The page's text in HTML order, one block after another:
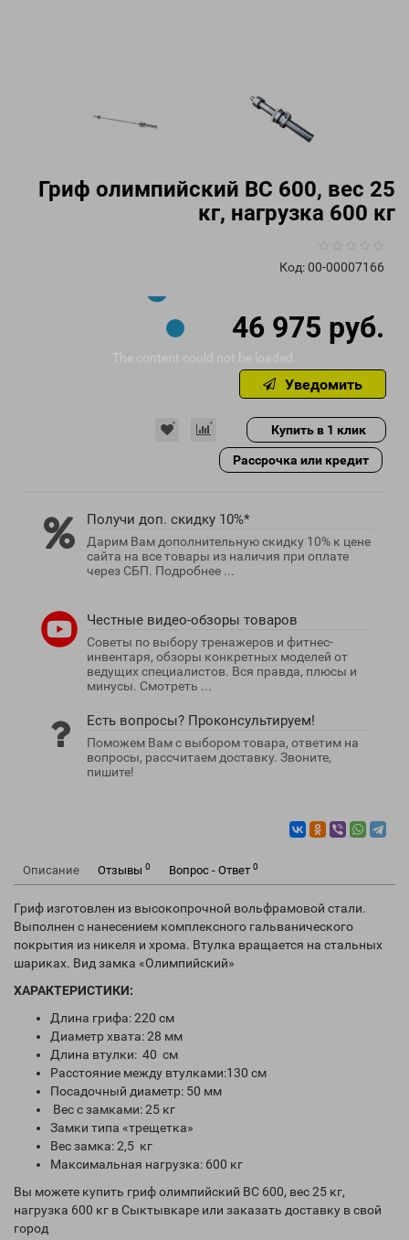
The content could not be loaded.
Гриф олимпийский ВС 600, вес 25
кг, нагрузка 600 кг
Код:00-00007166
46 975 руб.
Уведомить
Купить в 1 клик
Рассрочка или кредит
Получи доп. скидку 10%*
Дарим Вам дополнительную скидку 10% к цене
сайта на все товары из наличия при оплате
через СБП. Подробнее ...
Честные видео-обзоры товаров
Советы по выбору тренажеров и фитнес-
инвентаря, обзоры конкретных моделей от
ведущих специалистов. Вся правда, плюсы и
минусы. Смотреть ...
Есть вопросы? Проконсультируем!
Поможем Вам с выбором товара, ответим на
вопросы, рассчитаем доставку. Звоните,
пишите!
Описание Отзывы 0 Вопрос - Ответ 0
Гриф изготовлен из высокопрочной вольфрамовой стали.
Выполнен с нанесением комплексного гальванического
покрытия из никеля и хрома. Втулка вращается на стальных
шариках. Вид замка «Олимпийский»
ХАРАКТЕРИСТИКИ:
Длина грифа: 220 см
Диаметр хвата: 28 мм
Длина втулки: 40 см
Расстояние между втулками:130 см
Посадочный диаметр: 50 мм
Вес с замками: 25 кг
Замки типа «трещетка»
Вес замка: 2,5 кг
Максимальная нагрузка: 600 кг
Вы можете купить гриф олимпийский ВС 600, вес 25 кг,
нагрузка 600 кг в Сыктывкаре или заказать доставку в свой
город